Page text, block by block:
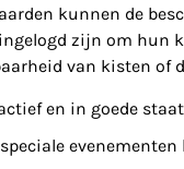
kunnen de
zijn om hun
van kisten of
en in goede